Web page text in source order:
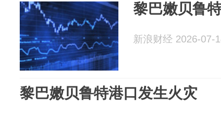
黎巴嫩贝鲁
新浪财经 2026-07-
黎巴嫩贝鲁特港口发生火灾